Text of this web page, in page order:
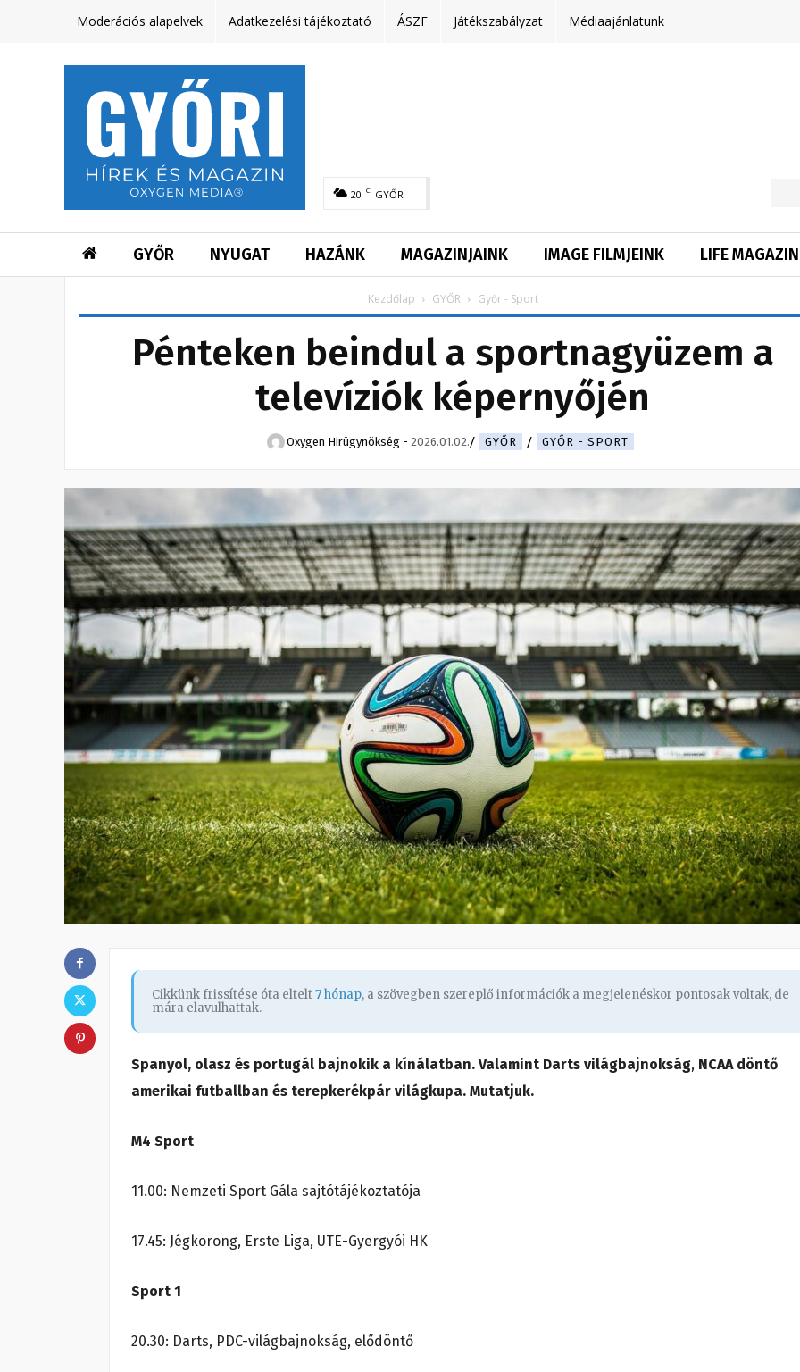
Moderációs alapelvek Adatkezelési tájékoztató ÁSZF Játékszabályzat Médiaajánlatunk
20 C GYŐR
GYŐR NYUGAT HAZÁNK MAGAZINJAINK IMAGE FILMJEINK LIFE MAGAZIN
Kezdőlap GYŐR Győr - Sport
Pénteken beindul a sportnagyüzem a
televíziók képernyőjén
Oxygen Hirügynökség - 2026.01.02. GYŐR GYŐR - SPORT
Cikkünk frissítése óta eltelt7 hónap, a szövegben szereplő információk a megjelenéskor pontosak voltak, de
mára elavulhattak.
Spanyol, olasz és portugál bajnokik a kínálatban. Valamint Darts világbajnokság, NCAA döntő
amerikai futballban és terepkerékpár világkupa. Mutatjuk.
M4 Sport
11.00: Nemzeti Sport Gála sajtótájékoztatója
17.45: Jégkorong, Erste Liga, UTE-Gyergyói HK
Sport 1
20.30: Darts, PDC-világbajnokság, elődöntő